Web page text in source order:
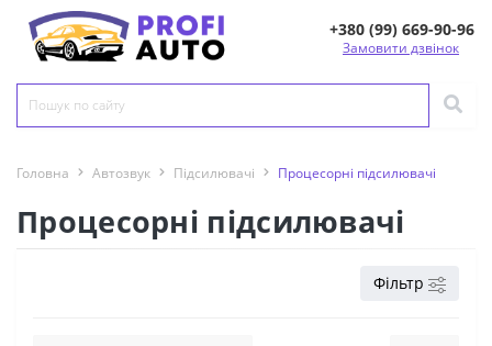
+380 (99) 669-90-96
Замовити дзвінок
Головна Автозвук Підсилювачі Процесорні підсилювачі
Процесорні підсилювачі
Фільтр